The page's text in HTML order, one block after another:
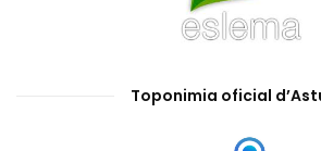
Toponimia oficial